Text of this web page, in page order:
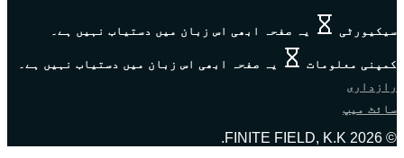
سیکیورٹی یہ صفحہ ابھی اس زبان میں دستیاب نہیں ہے۔
کمپنی معلومات
یہ صفحہ ابھی اس زبان میں دستیاب نہیں ہے۔
رازداری
سائٹ میپ
© 2026 FINITE FIELD, K.K.